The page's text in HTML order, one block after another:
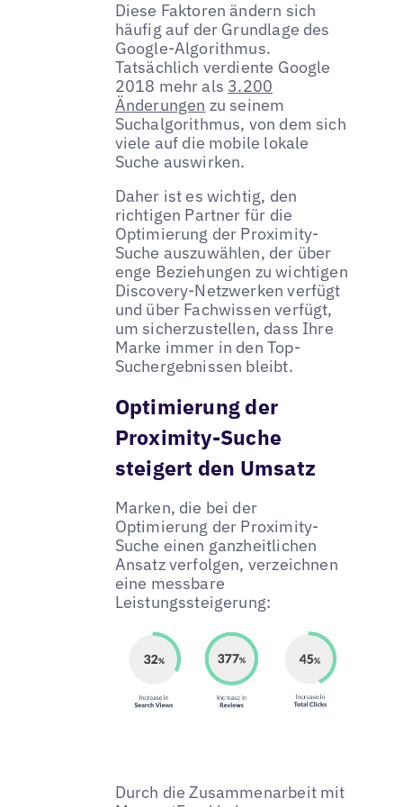
Diese Faktoren ändern sich
häufig auf der Grundlage des
Google-Algorithmus.
Tatsächlich verdiente Google
2018 mehr als 3.200
Änderungen zu seinem
Suchalgorithmus, von dem sich
viele auf die mobile lokale
Suche auswirken.
Daher ist es wichtig, den
richtigen Partner für die
Optimierung der Proximity-
Suche auszuwählen, der über
enge Beziehungen zu wichtigen
Discovery-Netzwerken verfügt
und über Fachwissen verfügt,
um sicherzustellen, dass Ihre
Marke immer in den Top-
Suchergebnissen bleibt.
Optimierung der
Proximity-Suche
steigert den Umsatz
Marken, die bei der
Optimierung der Proximity-
Suche einen ganzheitlichen
Ansatz verfolgen, verzeichnen
eine messbare
Leistungssteigerung:
Durch die Zusammenarbeit mit